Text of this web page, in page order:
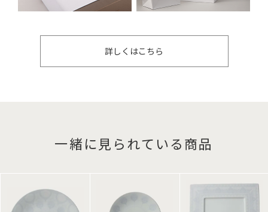
詳しくはこちら
一緒に見られている商品